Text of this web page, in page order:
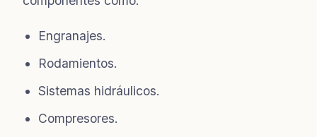
Engranajes.
Rodamientos.
Sistemas hidráulicos.
Compresores.